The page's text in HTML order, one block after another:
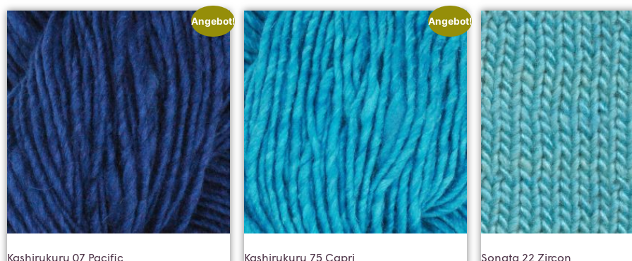
Angebot!
Kashirukuru 07 Pacific
Angebot!
Kashirukuru 75 Capri Sonata 22 Zircon